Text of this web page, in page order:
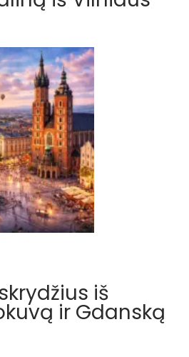
iš
ir Gdanską